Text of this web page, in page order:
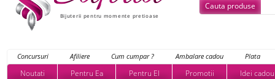
Bijuterii pentru momente pretioase
Cauta produse
Concursuri Afiliere Cum cumpar ? Ambalare cadou Plata
Noutati Pentru Ea Pentru El Promotii Idei